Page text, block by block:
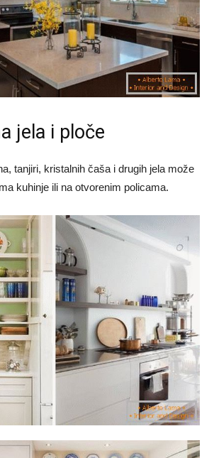
jela i ploče
tanjiri, kristalnih čaša i drugih jela može
kuhinje ili na otvorenim policama.